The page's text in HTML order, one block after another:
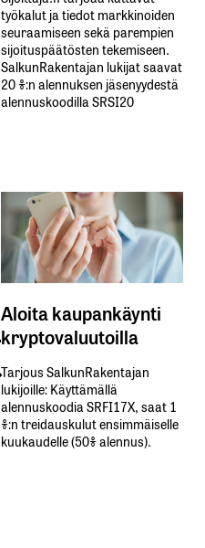
työkalut ja tiedot markkinoiden
seuraamiseen sekä parempien
sijoituspäätösten tekemiseen.
SalkunRakentajan lukijat saavat
20 %:n alennuksen jäsenyydestä
alennuskoodilla SRSI20
Aloita kaupankäynti
kryptovaluutoilla
Tarjous SalkunRakentajan
lukijoille: Käyttämällä​ ​
alennuskoodia​ ​SRFI17X,​ ​saat​ ​1
%:n treidauskulut​ ​ensimmäiselle​ ​
kuukaudelle​ ​(50%​ ​alennus).